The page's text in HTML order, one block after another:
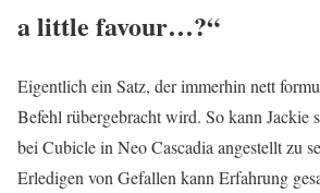
a little favour…?“
Eigentlich ein Satz, der immerhin nett
Befehl rübergebracht wird. So kann Jackie
bei Cubicle in Neo Cascadia angestellt zu
Erledigen von Gefallen kann Erfahrung